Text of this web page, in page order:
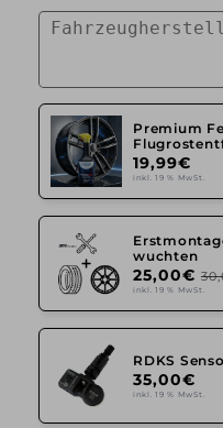
Premium
19,99€
inkl. 19 % MwSt.
wuchten
25,00€
inkl. 19 % MwSt.
RDKS
35,00€
inkl. 19 % MwSt.